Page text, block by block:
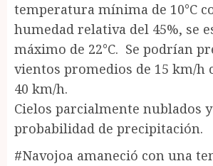
temperatura mínima de 10°C
humedad relativa del 45%, se
máximo de 22°C. Se podrían
vientos promedios de 15 km/h
40 km/h.
Cielos parcialmente nublados
probabilidad de precipitación.
#Navojoa amaneció con una